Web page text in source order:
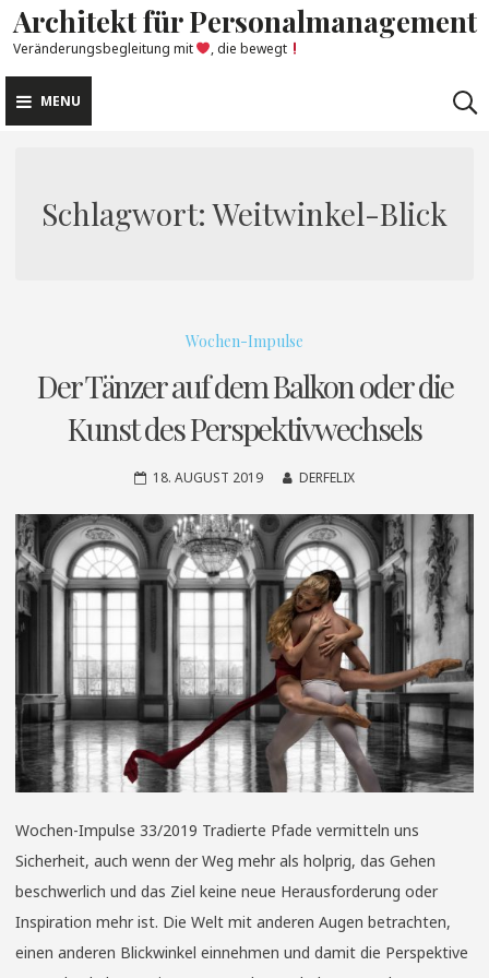
Skip
to
content
Architekt für Personalmanagement
Veränderungsbegleitung mit , die bewegt
MENU
Schlagwort:Weitwinkel-Blick
Wochen-Impulse
Der Tänzer auf dem Balkon oder die
Kunst des Perspektivwechsels
18. AUGUST 2019 DERFELIX
Wochen-Impulse 33/2019 Tradierte Pfade vermitteln uns
Sicherheit, auch wenn der Weg mehr als holprig, das Gehen
beschwerlich und das Ziel keine neue Herausforderung oder
Inspiration mehr ist. Die Welt mit anderen Augen betrachten,
einen anderen Blickwinkel einnehmen und damit die Perspektive